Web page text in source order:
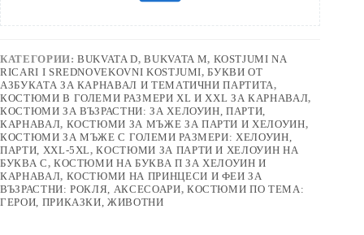
КАТЕГОРИИ:BUKVATA D,BUKVATA M, KOSTJUMI NA
RICARI I SREDNOVEKOVNI KOSTJUMI,БУКВИ ОТ
АЗБУКАТА ЗА КАРНАВАЛ И ТЕМАТИЧНИ ПАРТИТА,
КОСТЮМИ В ГОЛЕМИ РАЗМЕРИ XL И XXL ЗА КАРНАВАЛ,
КОСТЮМИ ЗА ВЪЗРАСТНИ: ЗА ХЕЛОУИН, ПАРТИ,
КАРНАВАЛ, КОСТЮМИ ЗА МЪЖЕ ЗА ПАРТИ И ХЕЛОУИН,
КОСТЮМИ ЗА МЪЖЕ С ГОЛЕМИ РАЗМЕРИ: ХЕЛОУИН,
ПАРТИ, XXL-5XL,КОСТЮМИ ЗА ПАРТИ И ХЕЛОУИН НА
БУКВА С, КОСТЮМИ НА БУКВА П ЗА ХЕЛОУИН И
КАРНАВАЛ, КОСТЮМИ НА ПРИНЦЕСИ И ФЕИ ЗА
ВЪЗРАСТНИ: РОКЛЯ, АКСЕСОАРИ, КОСТЮМИ ПО ТЕМА:
ГЕРОИ, ПРИКАЗКИ, ЖИВОТНИ